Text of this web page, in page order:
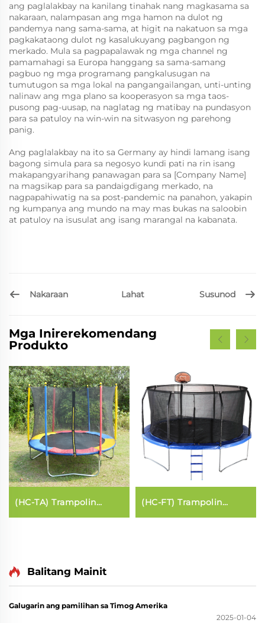
ang paglalakbay na kanilang tinahak nang magkasama sa
nakaraan, nalampasan ang mga hamon na dulot ng
pandemya nang sama-sama, at higit na nakatuon sa mga
pagkakataong dulot ng kasalukuyang pagbangon ng
merkado. Mula sa pagpapalawak ng mga channel ng
pamamahagi sa Europa hanggang sa sama-samang
pagbuo ng mga programang pangkalusugan na
tumutugon sa mga lokal na pangangailangan, unti-unting
nalinaw ang mga plano sa kooperasyon sa mga taos-
pusong pag-uusap, na naglatag ng matibay na pundasyon
para sa patuloy na win-win na sitwasyon ng parehong
panig.
Ang paglalakbay na ito sa Germany ay hindi lamang isang
bagong simula para sa negosyo kundi pati na rin isang
makapangyarihang panawagan para sa [Company Name]
na magsikap para sa pandaigdigang merkado, na
nagpapahiwatig na sa post-pandemic na panahon, yakapin
ng kumpanya ang mundo na may mas bukas na saloobin
at patuloy na isusulat ang isang marangal na kabanata.
Nakaraan Lahat Susunod
Mga Inirerekomendang
Produkto
(HC-TA) Trampolin
(karaniwang estilo)
(HC-FT) Trampolin
(estilo fibreglass)
Balitang Mainit
Galugarin ang pamilihan sa Timog Amerika
2025-01-04